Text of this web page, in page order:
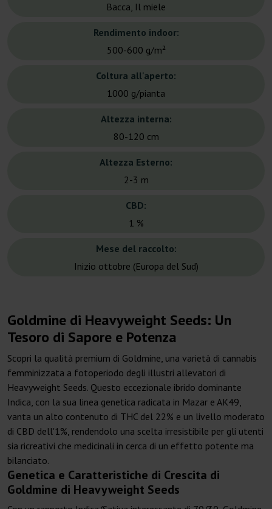
Bacca, Il miele
Rendimento indoor:
500-600 g/m²
Coltura all'aperto:
1000 g/pianta
Altezza interna:
80-120 cm
Altezza Esterno:
2-3 m
CBD:
1 %
Mese del raccolto:
Inizio ottobre (Europa del Sud)
Goldmine di Heavyweight Seeds: Un
Tesoro di Sapore e Potenza
Scopri la qualità premium di Goldmine, una varietà di cannabis
femminizzata a fotoperiodo degli illustri allevatori di
Heavyweight Seeds. Questo eccezionale ibrido dominante
Indica, con la sua linea genetica radicata in Mazar e AK49,
vanta un alto contenuto di THC del 22% e un livello moderato
di CBD dell'1%, rendendolo una scelta irresistibile per gli utenti
sia ricreativi che medicinali in cerca di un effetto potente ma
bilanciato.
Genetica e Caratteristiche di Crescita di
Goldmine di Heavyweight Seeds